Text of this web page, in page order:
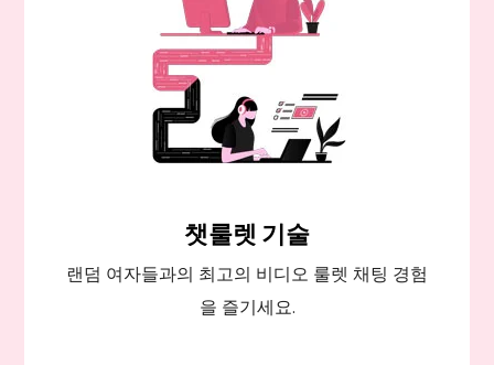
챗룰렛 기술
랜덤 여자들과의 최고의 비디오 룰렛 채팅 경험
을 즐기세요.